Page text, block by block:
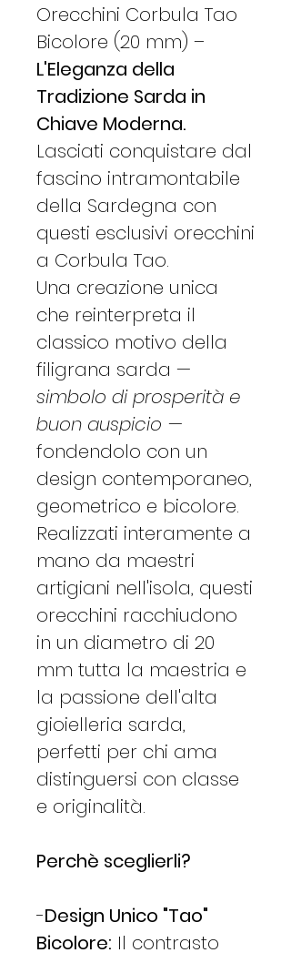
Orecchini Corbula Tao
Bicolore (20 mm) –
L'Eleganza della
Tradizione Sarda in
Chiave Moderna.
Lasciati conquistare dal
fascino intramontabile
della Sardegna con
questi esclusivi orecchini
a Corbula Tao.
Una creazione unica
che reinterpreta il
classico motivo della
filigrana sarda —
simbolo di prosperità e
buon auspicio —
fondendolo con un
design contemporaneo,
geometrico e bicolore.
Realizzati interamente a
mano da maestri
artigiani nell'isola, questi
orecchini racchiudono
in un diametro di 20
mm tutta la maestria e
la passione dell'alta
gioielleria sarda,
perfetti per chi ama
distinguersi con classe
e originalità.
Perchè sceglierli?
-Design Unico "Tao"
Bicolore: Il contrasto